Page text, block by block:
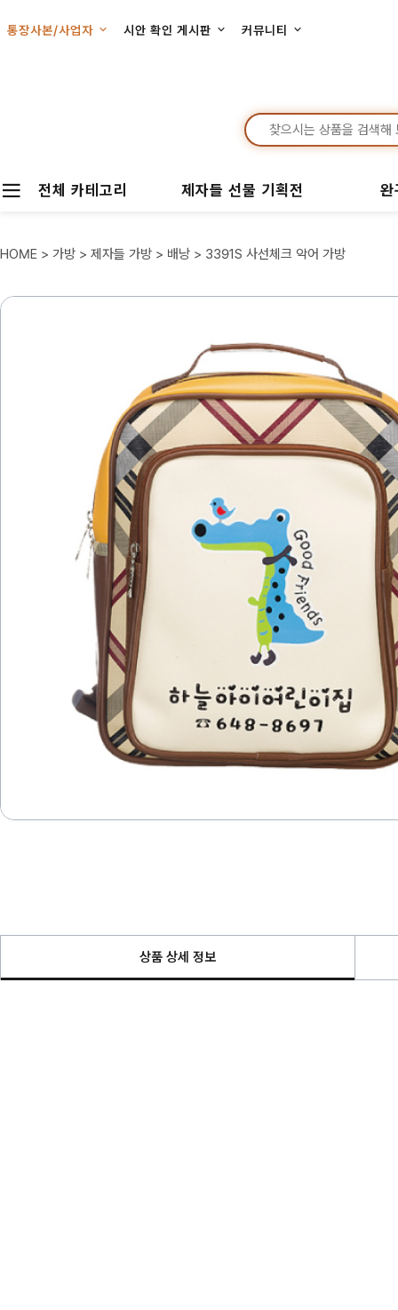
통장사본/사업자 시안 확인 게시판 커뮤니티
전체 카테고리 제자들 선물 기획전
HOME > 가방 > 제자들 가방 > 배낭 > 3391S 사선체크 악어 가방
상품 상세 정보